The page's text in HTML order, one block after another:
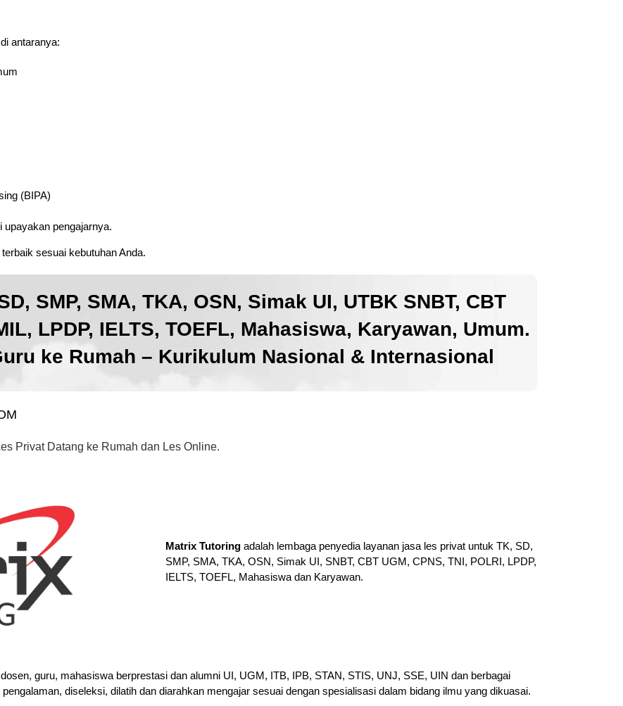
antaranya:
(BIPA)
pengajarnya.
sesuai kebutuhan Anda.
SMP, SMA, TKA, OSN, Simak UI, UTBK SNBT, CBT
LPDP, IELTS, TOEFL, Mahasiswa, Karyawan, Umum.
ke Rumah – Kurikulum Nasional & Internasional
Privat Datang ke Rumah dan Les Online.
Matrix Tutoring adalah lembaga penyedia layanan jasa les privat untuk TK, SD,
SMP, SMA, TKA, OSN, Simak UI, SNBT, CBT UGM, CPNS, TNI, POLRI, LPDP,
IELTS, TOEFL, Mahasiswa dan Karyawan.
guru, mahasiswa berprestasi dan alumni UI, UGM, ITB, IPB, STAN, STIS, UNJ, SSE, UIN dan berbagai
diseleksi, dilatih dan diarahkan mengajar sesuai dengan spesialisasi dalam bidang ilmu yang dikuasai.